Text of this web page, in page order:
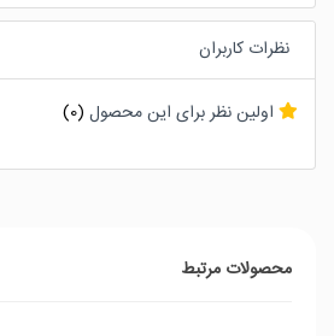
نظرات کاربران
اولین نظر برای این محصول (0)
محصولات مرتبط